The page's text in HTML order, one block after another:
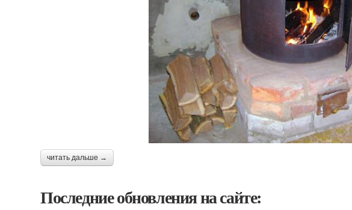
читать дальше →
Последние обновления на сайте: